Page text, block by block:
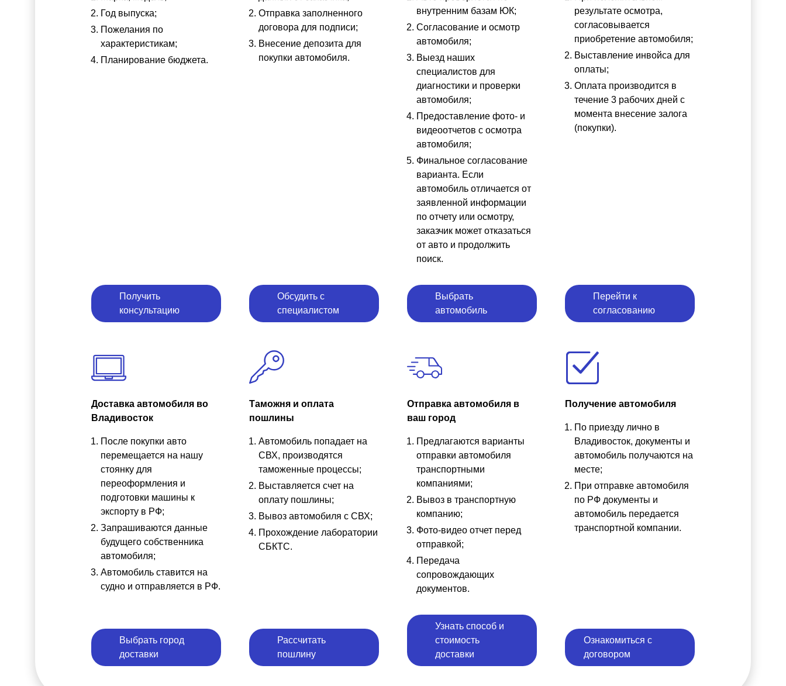
Год выпуска;
Пожелания по
характеристикам;
Планирование бюджета.
Получить
консультацию
Отправка заполненного
договора для подписи;
Внесение депозита для
покупки автомобиля.
Обсудить с
специалистом
внутренним базам ЮК;
Согласование и осмотр
автомобиля;
Выезд наших
специалистов для
диагностики и проверки
автомобиля;
Предоставление фото- и
видеоотчетов с осмотра
автомобиля;
Финальное согласование
варианта. Если
автомобиль отличается от
заявленной информации
по отчету или осмотру,
заказчик может отказаться
от авто и продолжить
поиск.
Выбрать
автомобиль
результате осмотра,
согласовывается
приобретение автомобиля;
Выставление инвойса для
оплаты;
Оплата производится в
течение 3 рабочих дней с
момента внесение залога
(покупки).
Перейти к
согласованию
Доставка автомобиля во
Владивосток
После покупки авто
перемещается на нашу
стоянку для
переоформления и
подготовки машины к
экспорту в РФ;
Запрашиваются данные
будущего собственника
автомобиля;
Автомобиль ставится на
судно и отправляется в РФ.
Выбрать город
доставки
Таможня и оплата
пошлины
Автомобиль попадает на
СВХ, производятся
таможенные процессы;
Выставляется счет на
оплату пошлины;
Вывоз автомобиля с СВХ;
Прохождение лаборатории
СБКТС.
Рассчитать
пошлину
Отправка автомобиля в
ваш город
Предлагаются варианты
отправки автомобиля
транспортными
компаниями;
Вывоз в транспортную
компанию;
Фото-видео отчет перед
отправкой;
Передача
сопровождающих
документов.
Узнать способ и
стоимость
доставки
Получение автомобиля
По приезду лично в
Владивосток, документы и
автомобиль получаются на
месте;
При отправке автомобиля
по РФ документы и
автомобиль передается
транспортной компании.
Ознакомиться с
договором